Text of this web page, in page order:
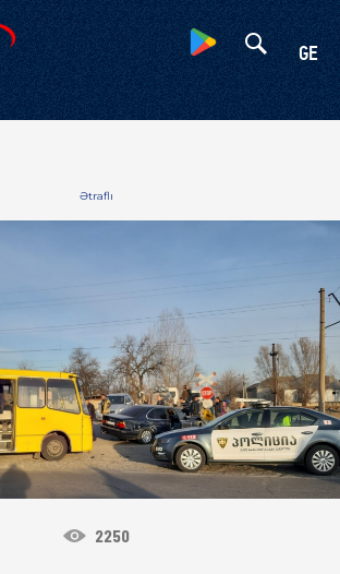
GE
Ətraflı
2250